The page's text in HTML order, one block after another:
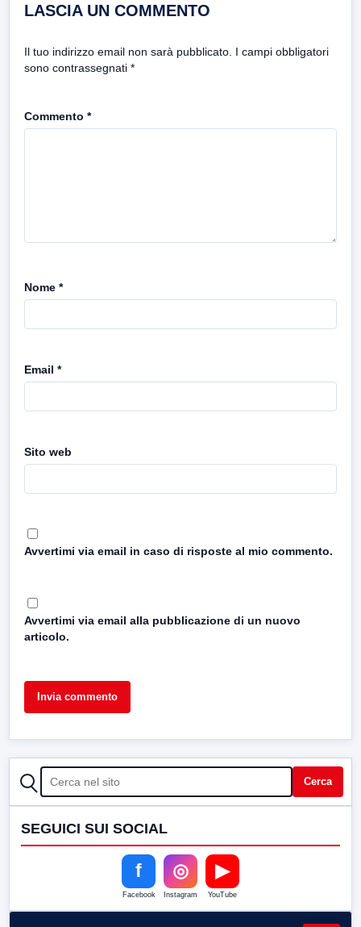
LASCIA UN COMMENTO
Il tuo indirizzo email non sarà pubblicato. I campi obbligatori
sono contrassegnati *
Commento *
Nome *
Email *
Sito web
Avvertimi via email in caso di risposte al mio commento.
Avvertimi via email alla pubblicazione di un nuovo
articolo.
CERCA Cerca
SEGUICI SUI SOCIAL
f
Facebook
◎
Instagram
▶
YouTube